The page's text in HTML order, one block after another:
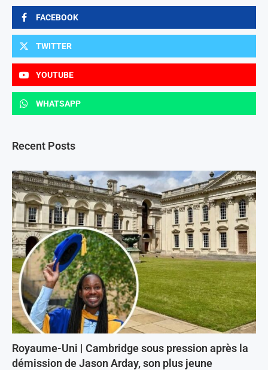
FACEBOOK
TWITTER
YOUTUBE
WHATSAPP
Recent Posts
Royaume-Uni | Cambridge sous pression après la
démission de Jason Arday, son plus jeune